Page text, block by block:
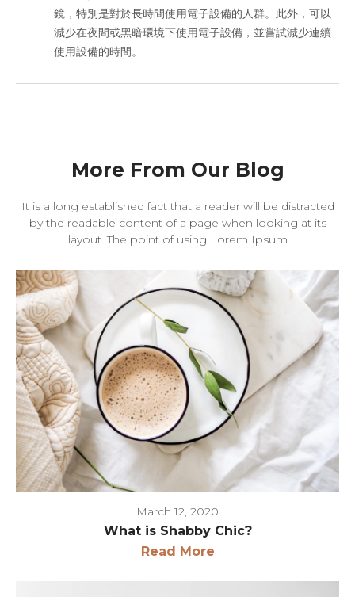
鏡，特別是對於長時間使用電子設備的人群。此外，可以
減少在夜間或黑暗環境下使用電子設備，並嘗試減少連續
使用設備的時間。
More From Our Blog
It is a long established fact that a reader will be distracted
by the readable content of a page when looking at its
layout. The point of using Lorem Ipsum
March 12, 2020
What is Shabby Chic?
Read More